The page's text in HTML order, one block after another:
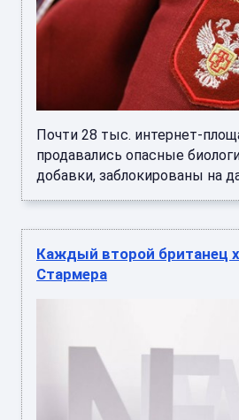
Почти 28 тыс. интернет-
продавались опасные
добавки, заблокированы на
Каждый второй британец
Стармера